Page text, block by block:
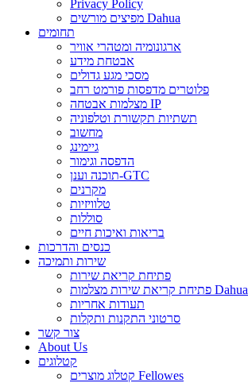
Privacy Policy
מפיצים מורשים Dahua
תחומים
ארגונומיה ומטהרי אוויר
אבטחת מידע
מסכי מגע גדולים
פלוטרים מדפסות פורמט רחב
מצלמות אבטחה IP
תשתיות תקשורת וטלפוניה
מחשוב
גיימינג
הדפסה וגימור
תוכנה וענן-GTC
מקרנים
טלוויזיות
סוללות
בריאות ואיכות חיים
כנסים והדרכות
שירות ותמיכה
פתיחת קריאת שירות
פתיחת קריאת שירות מצלמות Dahua
תעודות אחריות
סרטוני התקנות ותקלות
צור קשר
About Us
קטלוגים
קטלוג מוצרים Fellowes